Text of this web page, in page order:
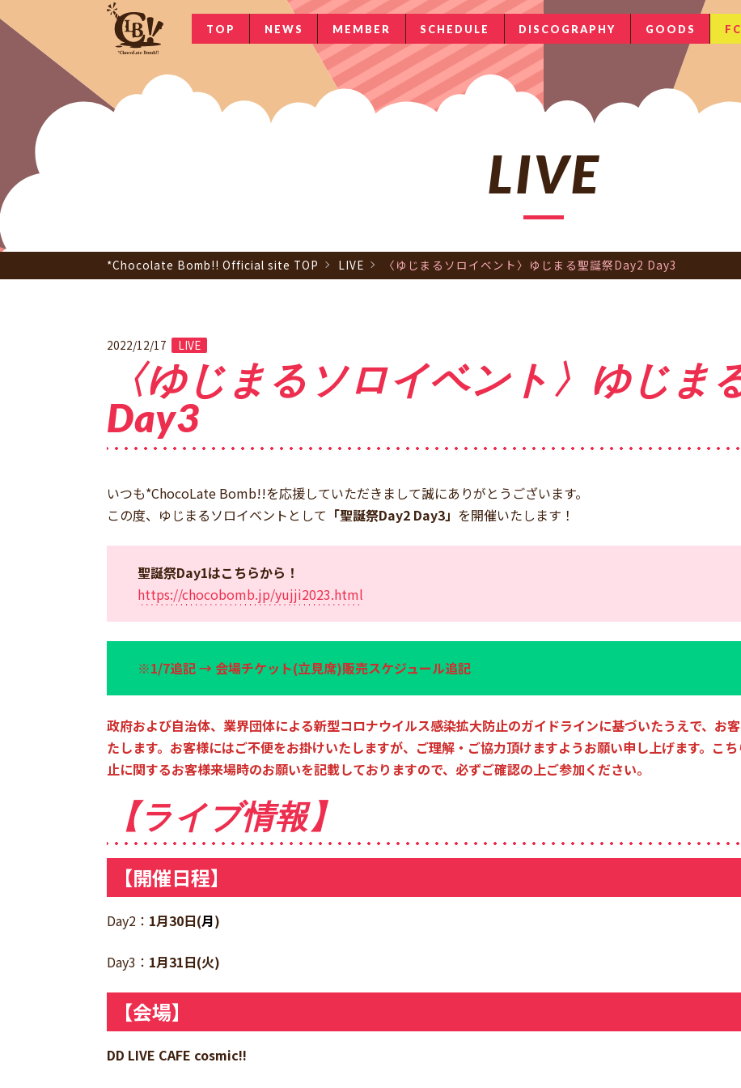
TOP NEWS MEMBER SCHEDULE DISCOGRAPHY GOODS FC
LIVE
*Chocolate Bomb!! Official site TOP LIVE 〈ゆじまるソロイベント〉ゆじまる聖誕祭Day2 Day3
2022/12/17 LIVE
〈ゆじまるソロイベント〉ゆじま
Day3
いつも*ChocoLate Bomb!!を応援していただきまして誠にありがとうございます。
この度、ゆじまるソロイベントとして 「聖誕祭Day2 Day3」 を開催いたします！
聖誕祭Day1はこちらから！
https://chocobomb.jp/yujji2023.html
※1/7追記 → 会場チケット(立見席)販売スケジュール追記
政府および自治体、業界団体による新型コロナウイルス感染拡大防止のガイドラインに基づいたうえで、お
たします。お客様にはご不便をお掛けいたしますが、ご理解・ご協力頂けますようお願い申し上げます。こ
止に関するお客様来場時のお願いを記載しておりますので、必ずご確認の上ご参加ください。
【ライブ情報】
【開催日程】
Day2： 1月30日(月)
Day3： 1月31日(火)
【会場】
DD LIVE CAFE cosmic!!